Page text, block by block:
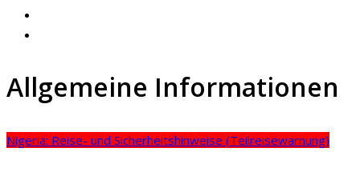
Allgemeine Informationen
Nigeria: Reise- und Sicherheitshinweise (Teilreisewarnung)